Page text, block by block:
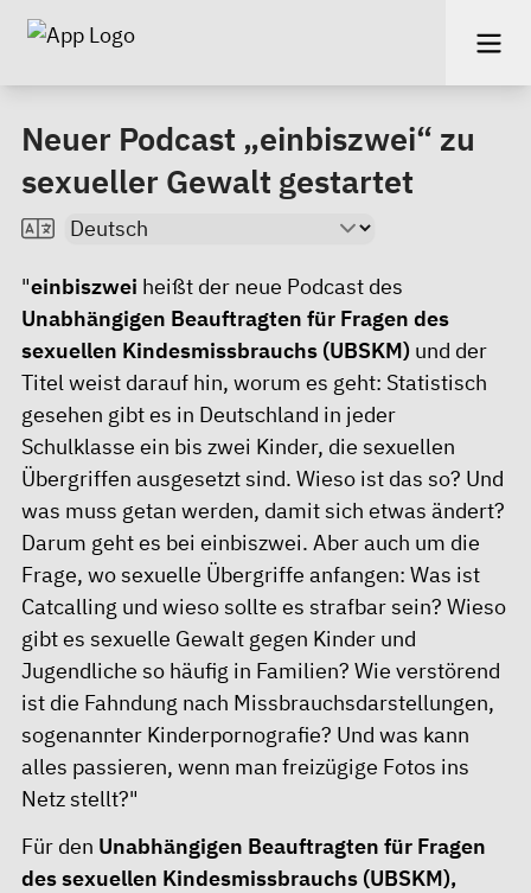
Neuer Podcast „einbiszwei“ zu
sexueller Gewalt gestartet
"einbiszwei heißt der neue Podcast des
Unabhängigen Beauftragten für Fragen des
sexuellen Kindesmissbrauchs (UBSKM) und der
Titel weist darauf hin, worum es geht: Statistisch
gesehen gibt es in Deutschland in jeder
Schulklasse ein bis zwei Kinder, die sexuellen
Übergriffen ausgesetzt sind. Wieso ist das so? Und
was muss getan werden, damit sich etwas ändert?
Darum geht es bei einbiszwei. Aber auch um die
Frage, wo sexuelle Übergriffe anfangen: Was ist
Catcalling und wieso sollte es strafbar sein? Wieso
gibt es sexuelle Gewalt gegen Kinder und
Jugendliche so häufig in Familien? Wie verstörend
ist die Fahndung nach Missbrauchsdarstellungen,
sogenannter Kinderpornografie? Und was kann
alles passieren, wenn man freizügige Fotos ins
Netz stellt?"
Für den Unabhängigen Beauftragten für Fragen
des sexuellen Kindesmissbrauchs (UBSKM),